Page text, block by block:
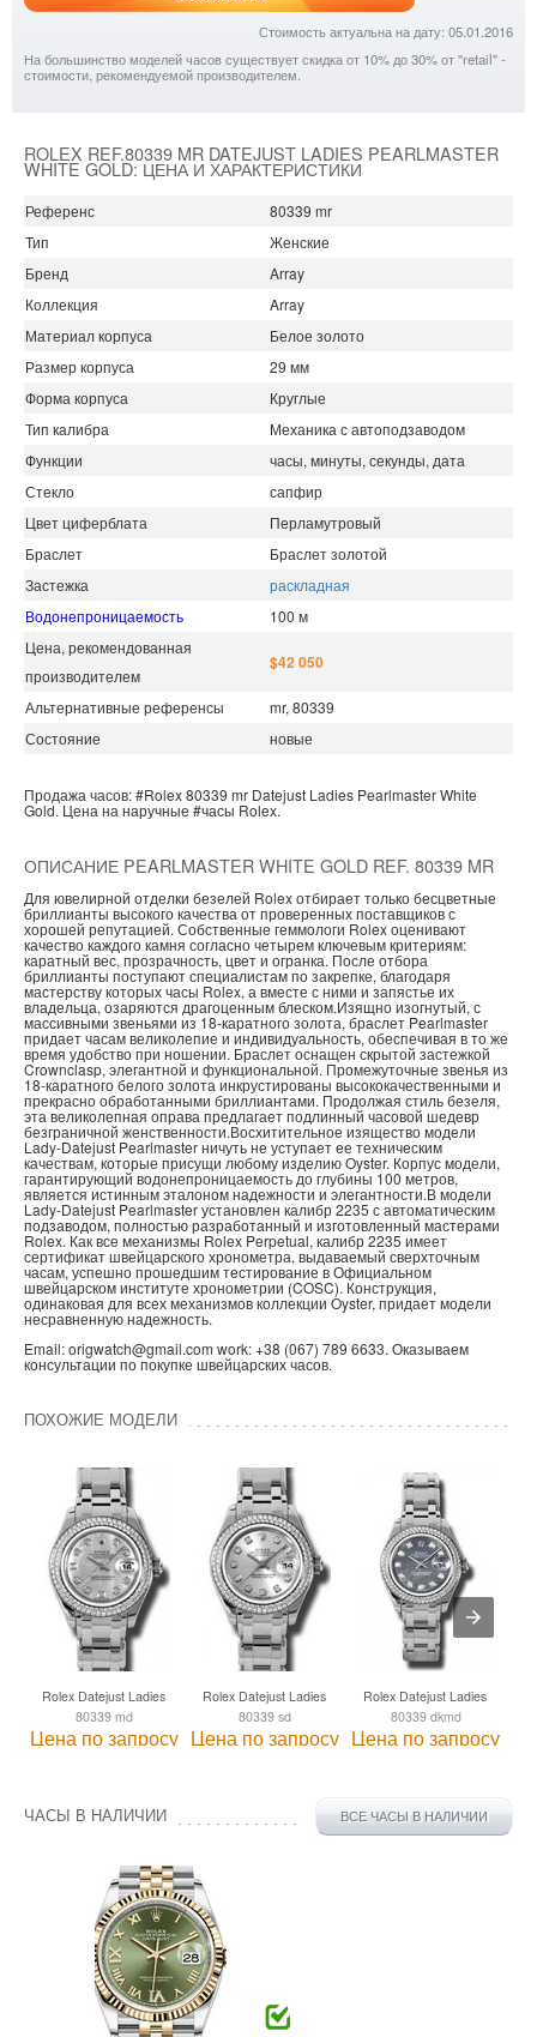
Стоимость актуальна на дату: 05.01.2016
На большинство моделей часов существует скидка от 10% до 30% от "retail" -
стоимости, рекомендуемой производителем.
ROLEX REF.80339 MR DATEJUST LADIES PEARLMASTER
WHITE GOLD: ЦЕНА И ХАРАКТЕРИСТИКИ
Референс
80339 mr
Тип
Женские
Бренд
Array
Коллекция
Array
Материал корпуса
Белое золото
Размер корпуса
29 мм
Форма корпуса
Круглые
Тип калибра
Механика с автоподзаводом
Функции
часы, минуты, секунды, дата
Стекло
сапфир
Цвет циферблата
Перламутровый
Браслет
Браслет золотой
Застежка
раскладная
Водонепроницаемость
100 м
Цена, рекомендованная
производителем
$42 050
Альтернативные референсы
mr, 80339
Состояние
новые
Продажа часов:#Rolex80339 mr Datejust Ladies Pearlmaster White
Gold. Цена на наручные #часы Rolex.
ОПИСАНИЕ PEARLMASTER WHITE GOLD REF. 80339 MR
Для ювелирной отделки безелей Rolex отбирает только бесцветные
бриллианты высокого качества от проверенных поставщиков с
хорошей репутацией. Собственные геммологи Rolex оценивают
качество каждого камня согласно четырем ключевым критериям:
каратный вес, прозрачность, цвет и огранка. После отбора
бриллианты поступают специалистам по закрепке, благодаря
мастерству которых часы Rolex, а вместе с ними и запястье их
владельца, озаряются драгоценным блеском.Изящно изогнутый, с
массивными звеньями из 18‑каратного золота, браслет Pearlmaster
придает часам великолепие и индивидуальность, обеспечивая в то же
время удобство при ношении. Браслет оснащен скрытой застежкой
Crownclasp, элегантной и функциональной. Промежуточные звенья из
18‑каратного белого золота инкрустированы высококачественными и
прекрасно обработанными бриллиантами. Продолжая стиль безеля,
эта великолепная оправа предлагает подлинный часовой шедевр
безграничной женственности.Восхитительное изящество модели
Lady-Datejust Pearlmaster ничуть не уступает ее техническим
качествам, которые присущи любому изделию Oyster. Корпус модели,
гарантирующий водонепроницаемость до глубины 100 метров,
является истинным эталоном надежности и элегантности.В модели
Lady-Datejust Pearlmaster установлен калибр 2235 с автоматическим
подзаводом, полностью разработанный и изготовленный мастерами
Rolex. Как все механизмы Rolex Perpetual, калибр 2235 имеет
сертификат швейцарского хронометра, выдаваемый сверхточным
часам, успешно прошедшим тестирование в Официальном
швейцарском институте хронометрии (COSC). Конструкция,
одинаковая для всех механизмов коллекции Oyster, придает модели
несравненную надежность.
Email: origwatch@gmail.com work: +38 (067) 789 6633. Оказываем
консультации по покупке швейцарских часов.
ПОХОЖИЕ МОДЕЛИ
Rolex Datejust Ladies
80339 md
Цена по запросу
Rolex Datejust Ladies
80339 sd
Цена по запросу
Rolex Datejust Ladies
80339 dkmd
Цена по запросу
ЧАСЫ В НАЛИЧИИ ВСЕ ЧАСЫ В НАЛИЧИИ